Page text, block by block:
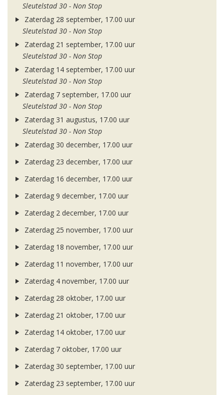
Sleutelstad 30 - Non Stop
Zaterdag 28 september, 17.00 uur
Sleutelstad 30 - Non Stop
Zaterdag 21 september, 17.00 uur
Sleutelstad 30 - Non Stop
Zaterdag 14 september, 17.00 uur
Sleutelstad 30 - Non Stop
Zaterdag 7 september, 17.00 uur
Sleutelstad 30 - Non Stop
Zaterdag 31 augustus, 17.00 uur
Sleutelstad 30 - Non Stop
Zaterdag 30 december, 17.00 uur
Zaterdag 23 december, 17.00 uur
Zaterdag 16 december, 17.00 uur
Zaterdag 9 december, 17.00 uur
Zaterdag 2 december, 17.00 uur
Zaterdag 25 november, 17.00 uur
Zaterdag 18 november, 17.00 uur
Zaterdag 11 november, 17.00 uur
Zaterdag 4 november, 17.00 uur
Zaterdag 28 oktober, 17.00 uur
Zaterdag 21 oktober, 17.00 uur
Zaterdag 14 oktober, 17.00 uur
Zaterdag 7 oktober, 17.00 uur
Zaterdag 30 september, 17.00 uur
Zaterdag 23 september, 17.00 uur